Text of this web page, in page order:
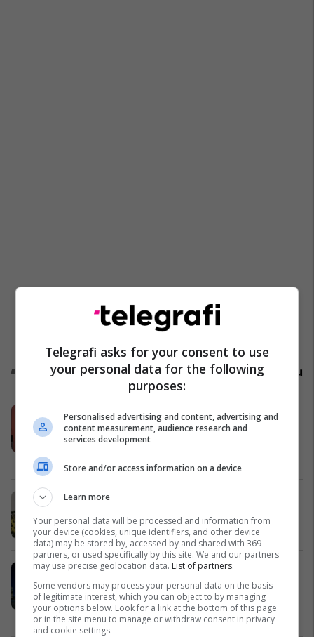
Promo Reklamo këtu
Pixels hap regjistrimet për kursin
“From Zero to Hero” – grupi i ri fillon
më 1 Qershor
Nga një fundjavë në Shëngjin, te
Holiday In 2 si investim pranë detit
Edil Project
Merr Moto Guzzi me vetëm 125€ në
muaj - dhe ktheje çdo rrugë në
aventurë
Auto Mita
Telegrafi asks for your consent to use
your personal data for the following
purposes:
Personalised advertising and content, advertising and
content measurement, audience research and
services development
Store and/or access information on a device
Learn more
Your personal data will be processed and information from
your device (cookies, unique identifiers, and other device
data) may be stored by, accessed by and shared with 369
partners, or used specifically by this site. We and our partners
may use precise geolocation data. List of partners.
Some vendors may process your personal data on the basis
of legitimate interest, which you can object to by managing
your options below. Look for a link at the bottom of this page
or in the site menu to manage or withdraw consent in privacy
and cookie settings.